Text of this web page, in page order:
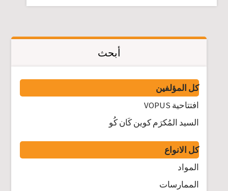
أبحث
كل المؤلفين
افتتاحية VOPUS
السيد المُكرَم كوين كَان كُو
كل الانواع
المواد
الممارسات